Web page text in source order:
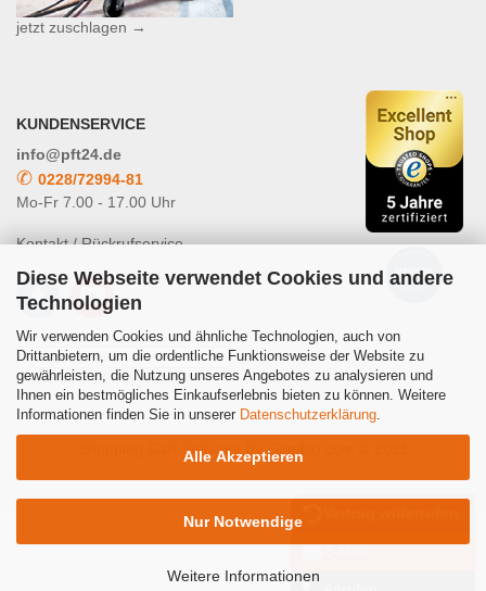
Diese Webseite verwendet Cookies und andere
Technologien
Wir verwenden Cookies und ähnliche Technologien, auch von
Drittanbietern, um die ordentliche Funktionsweise der Website zu
gewährleisten, die Nutzung unseres Angebotes zu analysieren und
Ihnen ein bestmögliches Einkaufserlebnis bieten zu können. Weitere
Informationen finden Sie in unserer Datenschutzerklärung
Alle Akzeptieren
Nur Notwendige
Weitere Informationen
jetzt zuschlagen →
KUNDENSERVICE
info@pft24.de
✆ 0228/72994-81
Mo-Fr 7.00 - 17.00 Uhr
Kontakt / Rückrufservice
Powered by Translate
Shopping Cart Software by Gambio.com © 2021